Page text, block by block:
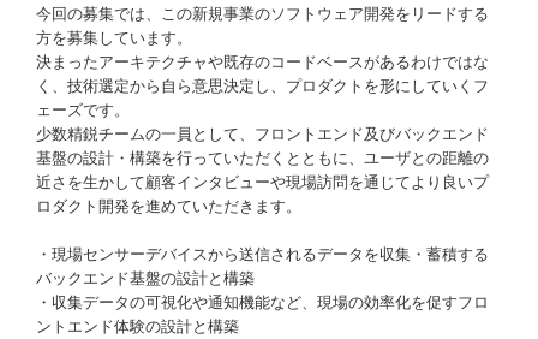
今回の募集では、この新規事業のソフトウェア開発をリードする
方を募集しています。
決まったアーキテクチャや既存のコードベースがあるわけではな
く、技術選定から自ら意思決定し、プロダクトを形にしていくフ
ェーズです。
少数精鋭チームの一員として、フロントエンド及びバックエンド
基盤の設計・構築を行っていただくとともに、ユーザとの距離の
近さを生かして顧客インタビューや現場訪問を通じてより良いプ
ロダクト開発を進めていただきます。
・現場センサーデバイスから送信されるデータを収集・蓄積する
バックエンド基盤の設計と構築
・収集データの可視化や通知機能など、現場の効率化を促すフロ
ントエンド体験の設計と構築